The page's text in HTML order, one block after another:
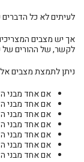
לעיתים לא כל הדברים
אך יש מצבים
לקשר, של ההורים של
ניתן לתמצת מצבים
אם אחד מבני
אם אחד מבני
אם אחד מבני
אם אחד מבני
אם אחד מבני
אם אחד מבני
אם אחד מבני